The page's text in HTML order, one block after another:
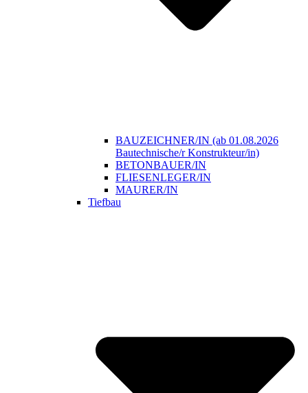
BAUZEICHNER/IN (ab 01.08.2026
Bautechnische/r Konstrukteur/in)
BETONBAUER/IN
FLIESENLEGER/IN
MAURER/IN
Tiefbau